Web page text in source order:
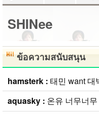
SHINee
ข้อความสนับสนุน
hamsterk : 태민 want 대
aquasky : 온유 너무너